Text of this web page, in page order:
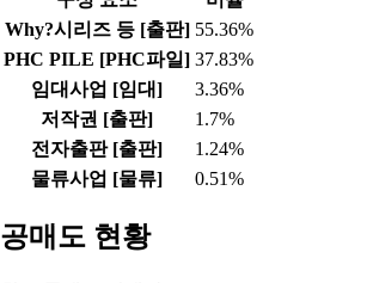
2026-07-09 -4,015 4,015
자산 비율
자산총계 부채비율 자본비율
281,004,208,027 9.27% 90.73%